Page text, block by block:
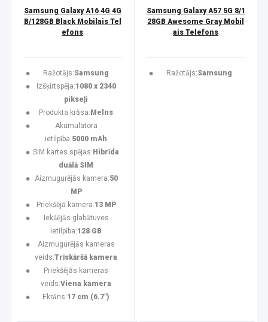
Samsung Galaxy A16 4G 4G
B/128GB Black Mobilais Tel
efons
Ražotājs:Samsung
Izšķirtspēja:1080 x 2340
pikseļi
Produkta krāsa: Melns
Akumulatora
ietilpība:5000 mAh
SIM kartes spējas: Hibrīda
duālā SIM
Aizmugurējās kamera:50
MP
Priekšējā kamera:13 MP
Iekšējās glabātuves
ietilpība:128 GB
Aizmugurējās kameras
veids:Trīskāršā kamera
Priekšējās kameras
veids:Viena kamera
Ekrāns:17 cm (6.7")
Samsung Galaxy A57 5G 8/1
28GB Awesome Gray Mobil
ais Telefons
Ražotājs:Samsung